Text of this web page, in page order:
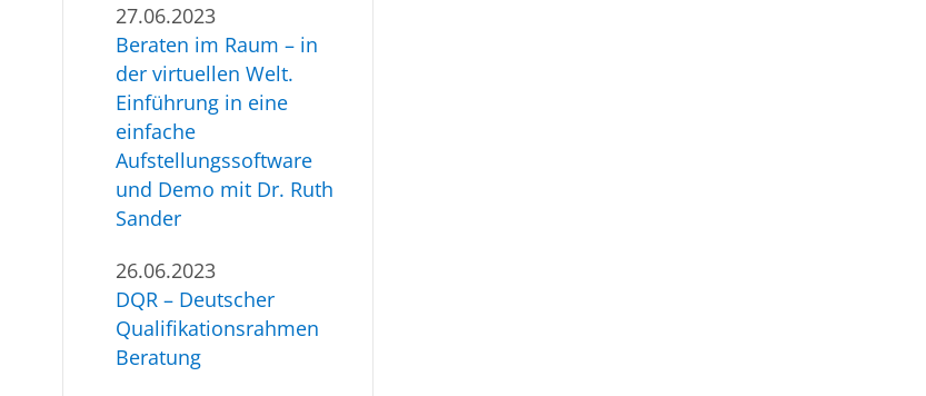
27.06.2023
Beraten im Raum – in
der virtuellen Welt.
Einführung in eine
einfache
Aufstellungssoftware
und Demo mit Dr. Ruth
Sander
26.06.2023
DQR – Deutscher
Qualifikationsrahmen
Beratung